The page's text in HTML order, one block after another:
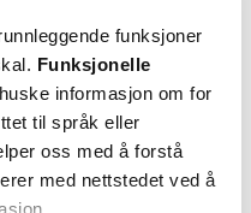
funksjoner
Funksjonelle
informasjon om for
til språk eller
oss med å forstå
med nettstedet ved å